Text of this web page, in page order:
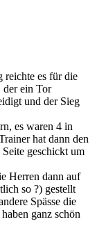
reichte es für die
der ein Tor
und der Sieg
es waren 4 in
hat dann den
geschickt um
Herren dann auf
so ?) gestellt
Spässe die
ganz schön